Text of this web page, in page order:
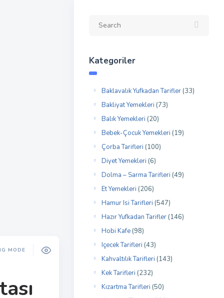
MODE
Kategoriler
Baklavalık Yufkadan Tarifler (33)
Bakliyat Yemekleri (73)
Balık Yemekleri (20)
Bebek-Çocuk Yemekleri (19)
Çorba Tarifleri (100)
Diyet Yemekleri (6)
Dolma – Sarma Tarifleri (49)
Et Yemekleri (206)
Hamur Isi Tarifleri (547)
Hazır Yufkadan Tarifler (146)
Hobi Kafe (98)
Içecek Tarifleri (43)
Kahvaltılık Tarifleri (143)
Kek Tarifleri (232)
Kızartma Tarifleri (50)